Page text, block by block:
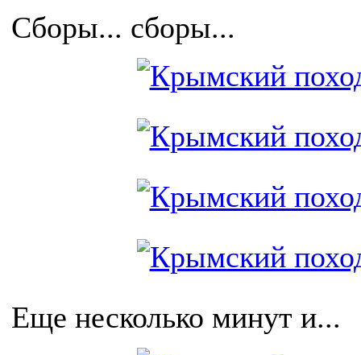
Сборы... сборы...
Еще несколько минут и...